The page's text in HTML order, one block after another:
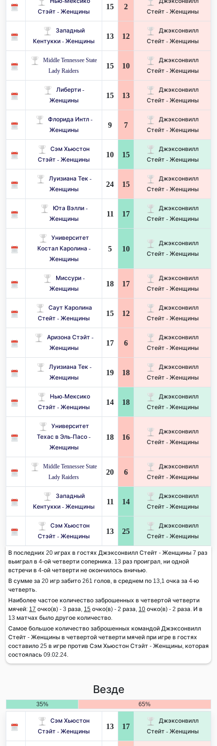
Стэйт - Женщины
15 2
Стейт - Женщины
Западный
Кентукки - Женщины
13 12
Джэксонвилл
Стейт - Женщины
Middle Tennessee State
Lady Raiders
15 10
Джэксонвилл
Стейт - Женщины
Либерти -
Женщины
15 13
Джэксонвилл
Стейт - Женщины
Флорида Интл -
Женщины
9 7
Джэксонвилл
Стейт - Женщины
Сэм Хьюстон
Стэйт - Женщины
10 15
Джэксонвилл
Стейт - Женщины
Луизиана Тек -
Женщины
24 15
Джэксонвилл
Стейт - Женщины
Юта Вэлли -
Женщины
11 17
Джэксонвилл
Стейт - Женщины
Университет
Костал Каролина -
Женщины
5 10
Джэксонвилл
Стейт - Женщины
Миссури -
Женщины
18 17
Джэксонвилл
Стейт - Женщины
Саут Каролина
Стейт - Женщины
15 12
Джэксонвилл
Стейт - Женщины
Аризона Стэйт -
Женщины
17 6
Джэксонвилл
Стейт - Женщины
Луизиана Тек -
Женщины
19 18
Джэксонвилл
Стейт - Женщины
Нью-Мексико
Стэйт - Женщины
14 18
Джэксонвилл
Стейт - Женщины
Университет
Техас в Эль-Пасо -
Женщины
18 16
Джэксонвилл
Стейт - Женщины
Middle Tennessee State
Lady Raiders
20 6
Джэксонвилл
Стейт - Женщины
Западный
Кентукки - Женщины
11 14
Джэксонвилл
Стейт - Женщины
Сэм Хьюстон
Стэйт - Женщины
13 25
Джэксонвилл
Стейт - Женщины
В последних 20 играх в гостях Джэксонвилл Стейт - Женщины 7 раз
выиграл в 4-ой четверти соперника. 13 раз проиграл, ни одной
встречи в 4-ой четверти не окончилось вничью.
В сумме за 20 игр забито 261 голов, в среднем по 13,1 очка за 4-ю
четверть.
Наиболее частое количество заброшенных в четвертой четверти
мячей: 17 очко(в) - 3 раза, 15 очко(в) - 2 раза, 10 очко(в) - 2 раза. И в
13 матчах было другое количество.
Самое большое количество заброшенных командой Джэксонвилл
Стейт - Женщины в четвертой четверти мячей при игре в гостях
составило 25 в игре против Сэм Хьюстон Стэйт - Женщины, которая
состоялась 09.02.24.
Везде
35% 65%
Сэм Хьюстон
Стэйт - Женщины
13 17
Джэксонвилл
Стейт - Женщины